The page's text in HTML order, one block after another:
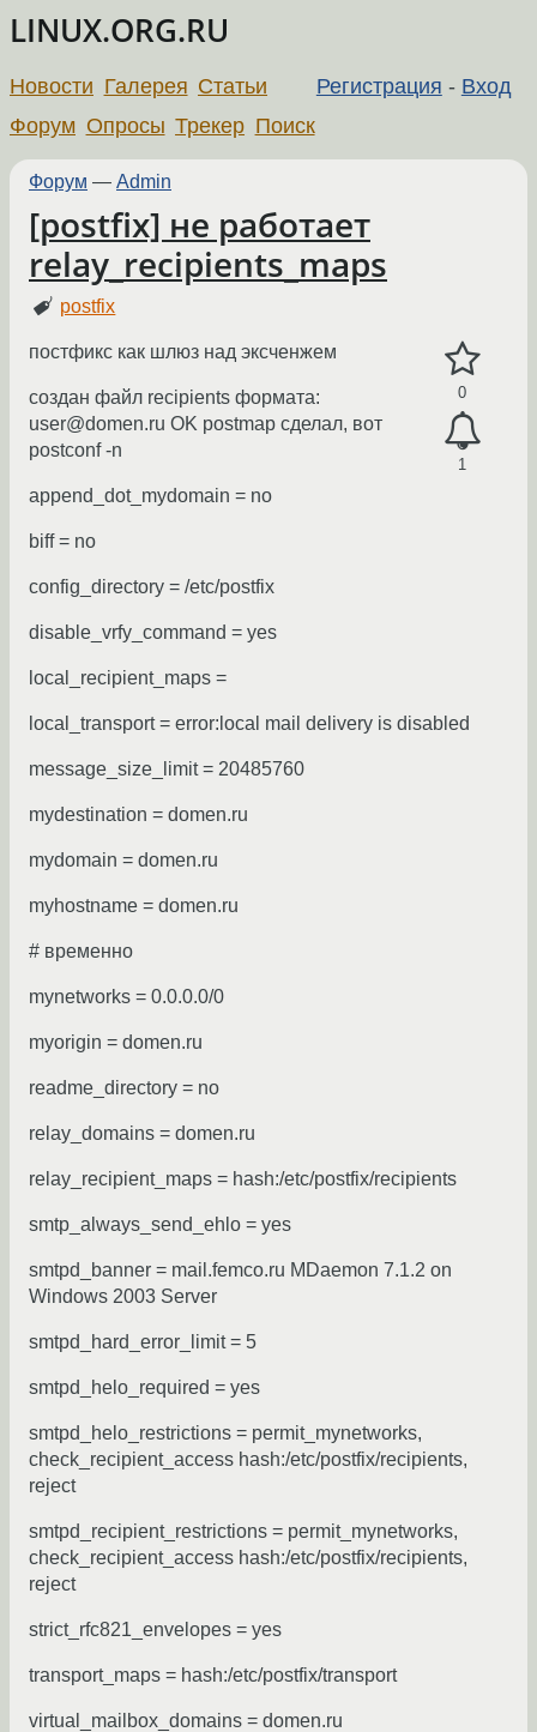
LINUX.ORG.RU
Регистрация - Вход
Новости Галерея Статьи
Форум Опросы Трекер Поиск
Форум — Admin
[postfix] не работает
relay_recipients_maps
postfix
0
1
постфикс как шлюз над эксченжем
создан файл recipients формата:
user@domen.ru OK postmap сделал, вот
postconf -n
append_dot_mydomain = no
biff = no
config_directory = /etc/postfix
disable_vrfy_command = yes
local_recipient_maps =
local_transport = error:local mail delivery is disabled
message_size_limit = 20485760
mydestination = domen.ru
mydomain = domen.ru
myhostname = domen.ru
# временно
mynetworks = 0.0.0.0/0
myorigin = domen.ru
readme_directory = no
relay_domains = domen.ru
relay_recipient_maps = hash:/etc/postfix/recipients
smtp_always_send_ehlo = yes
smtpd_banner = mail.femco.ru MDaemon 7.1.2 on
Windows 2003 Server
smtpd_hard_error_limit = 5
smtpd_helo_required = yes
smtpd_helo_restrictions = permit_mynetworks,
check_recipient_access hash:/etc/postfix/recipients,
reject
smtpd_recipient_restrictions = permit_mynetworks,
check_recipient_access hash:/etc/postfix/recipients,
reject
strict_rfc821_envelopes = yes
transport_maps = hash:/etc/postfix/transport
virtual_mailbox_domains = domen.ru